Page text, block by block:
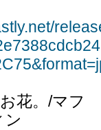
花。/マフ
ン